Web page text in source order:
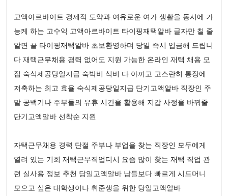
고액아르바이트 경제적 도약과 여유로운 여가 생활을 동시에 가
능케 하는 고수익 고액아르바이트 타이핑재택알바 글자만 칠 줄
알면 끝 타이핑재택알바 초보환영하며 당일 즉시 입금해 드립니
다 재택근무채용 경력 없어도 지원 가능한 온라인 재택 채용 모
집 숙식제공당일지급 숙박비 식비 다 아끼고 고스란히 통장에
저축하는 최고 효율 숙식제공당일지급 단기고액알바 직장인 주
말 공백기나 주부들의 유휴 시간을 활용해 지갑 사정을 바꿔줄
단기고액알바 선착순 지원
자택근무채용 경력 단절 주부나 부업을 찾는 직장인 모두에게
열려 있는 기회 재택근무직업디시 요즘 많이 찾는 재택 직업 관
련 실사용 정보 추천 당일고액알바 남들보다 빠르게 시드머니
모으고 싶은 대학생이나 취준생을 위한 당일고액알바